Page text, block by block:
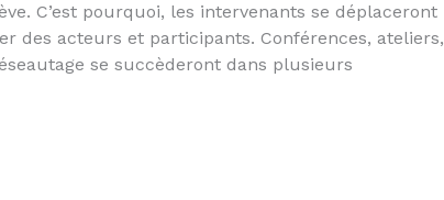
C’est pourquoi, les intervenants se déplaceront
des acteurs et participants. Conférences, ateliers,
se succèderont dans plusieurs